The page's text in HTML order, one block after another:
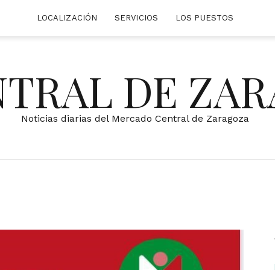
LOCALIZACIÓN SERVICIOS LOS PUESTOS
DE
Noticias diarias del Mercado Central de Zaragoza